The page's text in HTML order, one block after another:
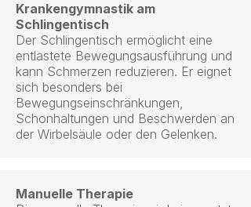
Krankengymnastik am
Schlingentisch
Der Schlingentisch ermöglicht eine
entlastete Bewegungsausführung und
kann Schmerzen reduzieren. Er eignet
sich besonders bei
Bewegungseinschränkungen,
Schonhaltungen und Beschwerden an
der Wirbelsäule oder den Gelenken.
Manuelle Therapie